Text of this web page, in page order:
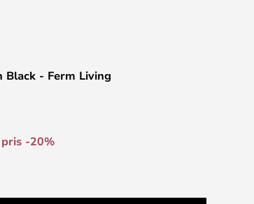
Black - Ferm Living
-20%